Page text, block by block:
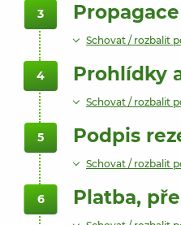
3
Schovat / rozbalit
4 Prohlídky
Schovat / rozbalit
5 Podpis
Schovat / rozbalit
6 Platba,